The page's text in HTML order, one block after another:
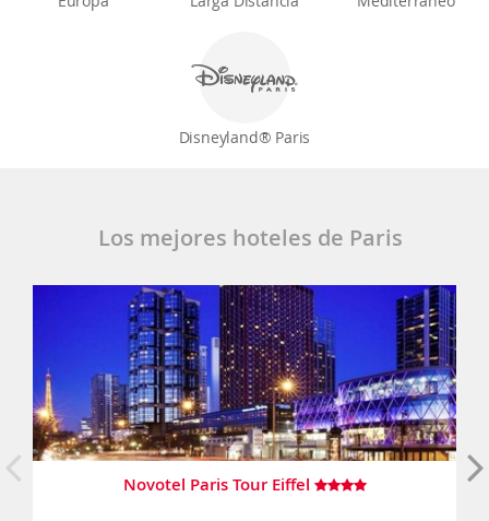
Disneyland® Paris
Los mejores hoteles de Paris
Novotel Paris Tour Eiffel